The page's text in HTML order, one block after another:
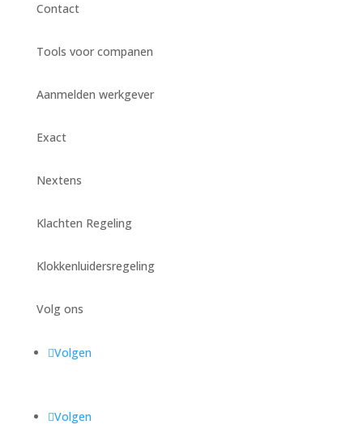
Contact
Tools voor companen
Aanmelden werkgever
Exact
Nextens
Klachten Regeling
Klokkenluidersregeling
Volg ons
Volgen
Volgen